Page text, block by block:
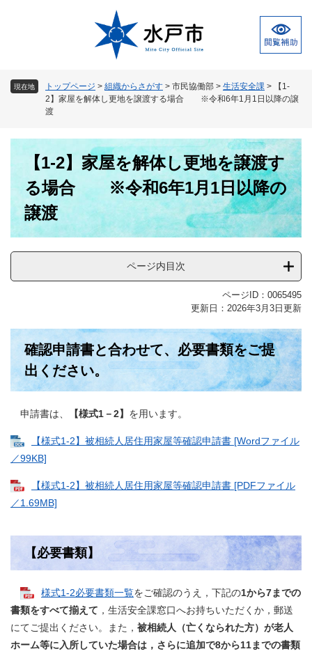
現在地 トップページ > 組織からさがす > 市民協働部 > 生活安全課 >
【1-
2】家屋を解体し更地を譲渡する場合 ※令和6年1月1日以降の譲
渡
【1-2】家屋を解体し更地を譲渡す
る場合 ※令和6年1月1日以降の
譲渡
ページ内目次
ページID：0065495
更新日：2026年3月3日更新
確認申請書と合わせて、必要書類をご提
出ください。
申請書は、 【様式1－2】 を用います。
【様式1-2】被相続人居住用家屋等確認申請書 [Wordファイル
／99KB]
【様式1-2】被相続人居住用家屋等確認申請書 [PDFファイル
／1.69MB]
【必要書類】
様式1-2必要書類一覧をご確認のうえ，下記の1から7までの
書類をすべて揃えて ，生活安全課窓口へお持ちいただくか，郵送
にてご提出ください。また， 被相続人（亡くなられた方）が老人
ホーム等に入所していた場合は，さらに追加で8から11までの書類